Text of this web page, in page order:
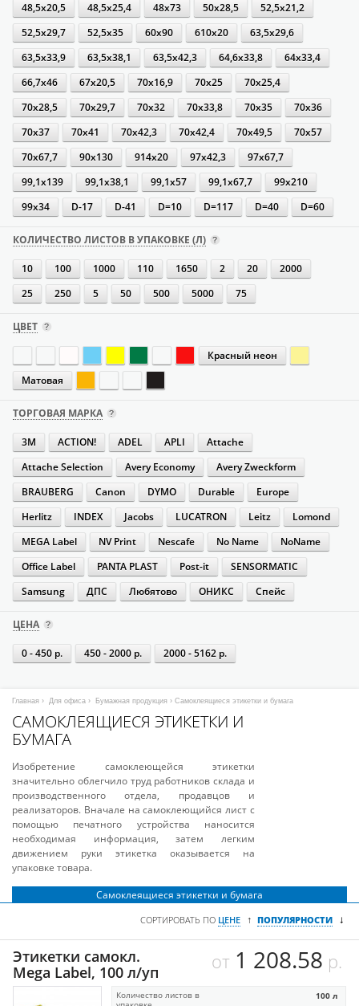
48,5х20,5
48,5х25,4 48х73 50х28,5
52,5х21,2
52,5х29,7
52,5х35 60х90 610х20
63,5х29,6
63,5х33,9
63,5х38,1 63,5х42,3 64,6х33,8
64х33,4
66,7х46
67х20,5 70х16,9 70х25
70х25,4
70х28,5
70х29,7 70х32 70х33,8 70х35
70х36
70х37
70х41 70х42,3 70х42,4 70х49,5
70х57
70х67,7
90х130 914х20 97х42,3
97х67,7
99,1х139
99,1х38,1 99,1х57 99,1х67,7
99х210
99х34
D-17 D-41 D=10 D=117 D=40 D=60
КОЛИЧЕСТВО ЛИСТОВ В УПАКОВКЕ (Л)
10 100 1000 110 1650 2 20
2000
25
250 5 50 500 5000 75
ЦВЕТ
Красный неон
Матовая
ТОРГОВАЯ МАРКА
3M ACTION! ADEL APLI
Attache
Attache Selection
Avery Economy
Avery Zweckform
BRAUBERG
Canon DYMO Durable
Europe
Herlitz
INDEX Jacobs LUCATRON Leitz
Lomond
MEGA Label
NV Print Nescafe No Name
NoName
Office Label
PANTA PLAST Post-it
SENSORMATIC
Samsung
ДПС Любятово ОНИКС Спейс
ЦЕНА
0 - 450 р. 450 - 2000 р. 2000 - 5162 р.
Главная › Для офиса › Бумажная продукция › Самоклеящиеся этикетки и бумага
САМОКЛЕЯЩИЕСЯ ЭТИКЕТКИ И
БУМАГА
Изобретение самоклеющейся этикетки
значительно облегчило труд работников склада и
производственного отдела, продавцов и
реализаторов. Вначале на самоклеющийся лист с
помощью печатного устройства наносится
необходимая информация, затем легким
движением руки этикетка оказывается на
упаковке товара.
Самоклеящиеся этикетки и бумага
СОРТИРОВАТЬ ПО ЦЕНЕ ↑ ПОПУЛЯРНОСТИ ↓
Этикетки самокл.
Mega Label, 100 л/уп
от 1 208.58 р.
Количество листов в
100 л